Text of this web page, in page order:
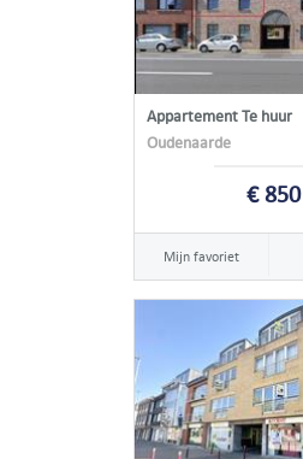
Appartement Te huur
Oudenaarde
€ 850
Mijn favoriet